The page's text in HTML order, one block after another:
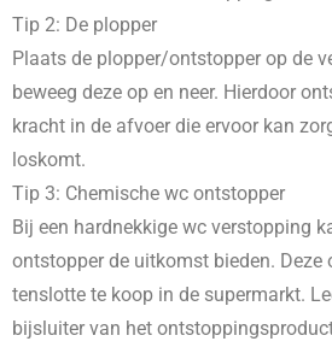
Tip 2: De plopper
Plaats de plopper/ontstopper op de
beweeg deze op en neer. Hierdoor
kracht in de afvoer die ervoor kan
loskomt.
Tip 3: Chemische wc ontstopper
Bij een hardnekkige wc verstopping
ontstopper de uitkomst bieden. Deze
tenslotte te koop in de supermarkt.
bijsluiter van het